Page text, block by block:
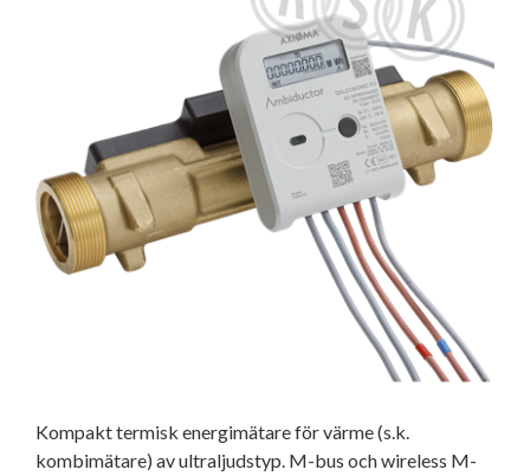
Kompakt termisk energimätare för värme (s.k.
kombimätare) av ultraljudstyp. M-bus och wireless M-